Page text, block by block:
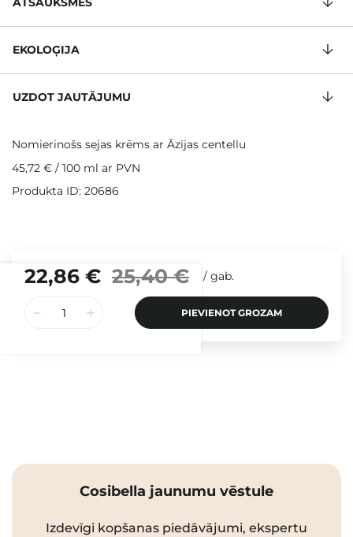
22,86 € 25,40 € / gab.
PIEVIENOT GROZAM
EKOLOĢIJA
UZDOT JAUTĀJUMU
Nomierinošs sejas krēms ar Āzijas centellu
45,72 € / 100 ml ar PVN
Produkta ID: 20686
Cosibella jaunumu vēstule
Izdevīgi kopšanas piedāvājumi, ekspertu